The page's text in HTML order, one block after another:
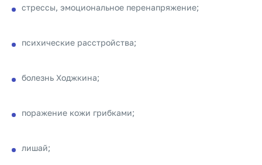
стрессы, эмоциональное перенапряжение;
психические расстройства;
болезнь Ходжкина;
поражение кожи грибками;
лишай;